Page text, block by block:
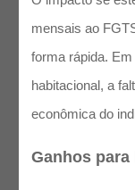
mensais ao
forma rápida.
habitacional, a
econômica do
Ganhos